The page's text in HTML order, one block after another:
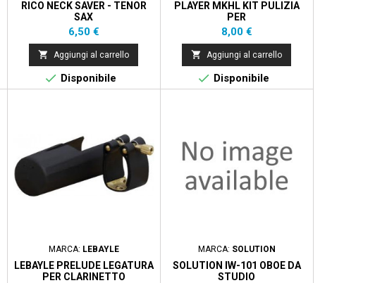
RICO NECK SAVER - TENOR
SAX
Prezzo
6,50 €
 Aggiungi al carrello
 Disponibile
PLAYER MKHL KIT PULIZIA
PER
EUFONIO/TUBA/SUSAFONO
Prezzo
8,00 €
 Aggiungi al carrello
 Disponibile
MARCA: LEBAYLE
LEBAYLE PRELUDE LEGATURA
PER CLARINETTO
MARCA: SOLUTION
SOLUTION IW-101 OBOE DA
STUDIO